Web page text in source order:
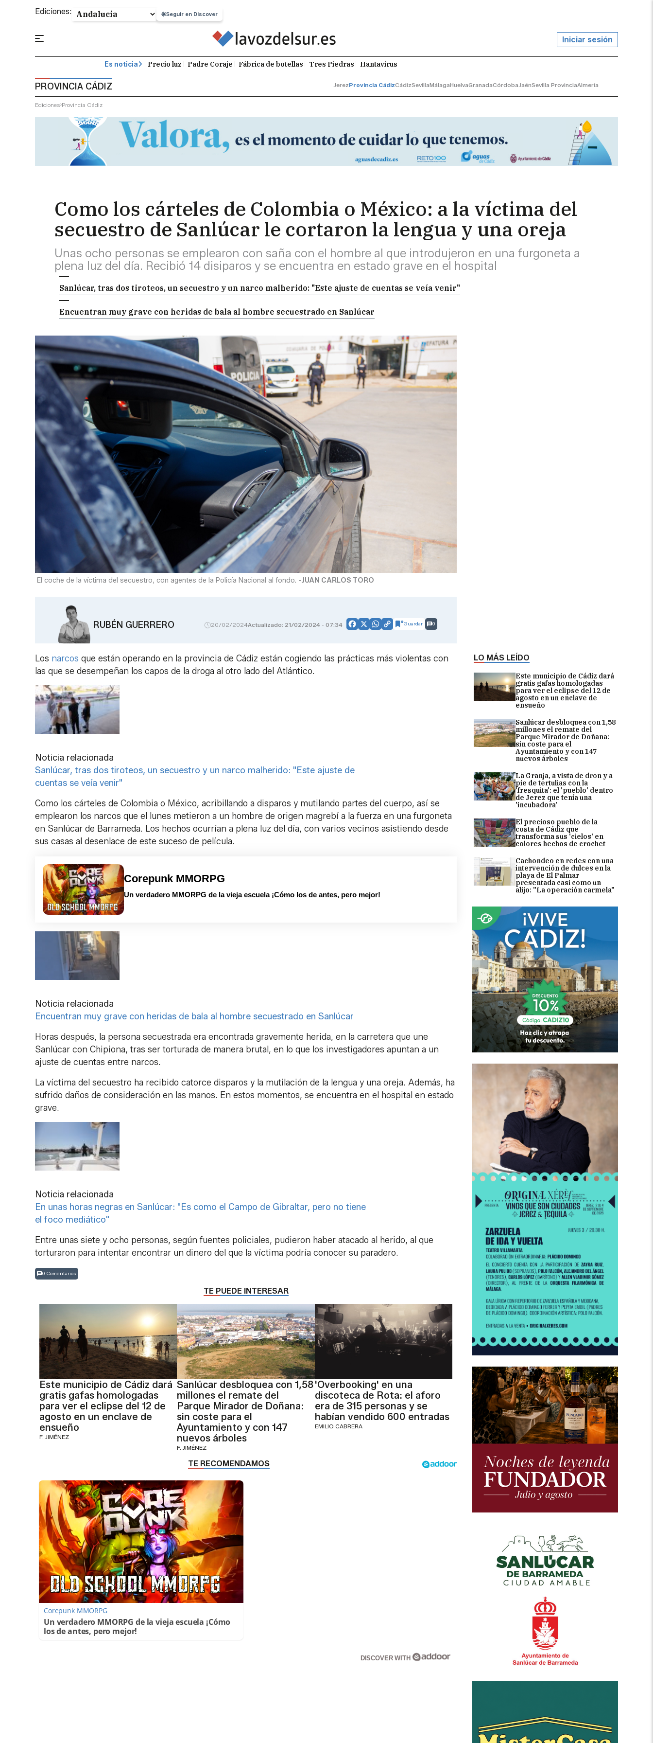
Ediciones: Seguir en Discover
Iniciar sesión
Es noticia Precio luz Padre Coraje Fábrica de botellas Tres Piedras Hantavirus
PROVINCIA CÁDIZ JerezProvincia CádizCádizSevillaMálagaHuelvaGranadaCórdobaJaénSevilla ProvinciaAlmería
Ediciones Provincia Cádiz
Como los cárteles de Colombia o México: a la víctima del
secuestro de Sanlúcar le cortaron la lengua y una oreja
Unas ocho personas se emplearon con saña con el hombre al que introdujeron en una furgoneta a
plena luz del día. Recibió 14 disiparos y se encuentra en estado grave en el hospital
Sanlúcar, tras dos tiroteos, un secuestro y un narco malherido: "Este ajuste de cuentas se veía venir"
Encuentran muy grave con heridas de bala al hombre secuestrado en Sanlúcar
LO MÁS LEÍDO
Este municipio de Cádiz dará
gratis gafas homologadas
para ver el eclipse del 12 de
agosto en un enclave de
ensueño
Sanlúcar desbloquea con 1,58
millones el remate del
Parque Mirador de Doñana:
sin coste para el
Ayuntamiento y con 147
nuevos árboles
La Granja, a vista de dron y a
pie de tertulias con la
'fresquita': el 'pueblo' dentro
de Jerez que tenía una
'incubadora'
El precioso pueblo de la
costa de Cádiz que
transforma sus 'cielos' en
colores hechos de crochet
Cachondeo en redes con una
intervención de dulces en la
playa de El Palmar
presentada casi como un
alijo: "La operación carmela"
El coche de la víctima del secuestro, con agentes de la Policía Nacional al fondo. -JUAN CARLOS TORO
RUBÉN GUERRERO 20/02/2024Actualizado: 21/02/2024 - 07:34 Facebook
X WhatsApp
CopyGuardar 0
Los narcos que están operando en la provincia de Cádiz están cogiendo las prácticas más violentas con
las que se desempeñan los capos de la droga al otro lado del Atlántico.
Noticia relacionada
Sanlúcar, tras dos tiroteos, un secuestro y un narco malherido: "Este ajuste de
cuentas se veía venir"
Como los cárteles de Colombia o México, acribillando a disparos y mutilando partes del cuerpo, así se
emplearon los narcos que el lunes metieron a un hombre de origen magrebí a la fuerza en una furgoneta
en Sanlúcar de Barrameda. Los hechos ocurrían a plena luz del día, con varios vecinos asistiendo desde
sus casas al desenlace de este suceso de película.
Corepunk MMORPG
Un verdadero MMORPG de la vieja escuela ¡Cómo los de antes, pero mejor!
Noticia relacionada
Encuentran muy grave con heridas de bala al hombre secuestrado en Sanlúcar
Horas después, la persona secuestrada era encontrada gravemente herida, en la carretera que une
Sanlúcar con Chipiona, tras ser torturada de manera brutal, en lo que los investigadores apuntan a un
ajuste de cuentas entre narcos.
La víctima del secuestro ha recibido catorce disparos y la mutilación de la lengua y una oreja. Además, ha
sufrido daños de consideración en las manos. En estos momentos, se encuentra en el hospital en estado
grave.
Noticia relacionada
En unas horas negras en Sanlúcar: "Es como el Campo de Gibraltar, pero no tiene
el foco mediático"
Entre unas siete y ocho personas, según fuentes policiales, pudieron haber atacado al herido, al que
torturaron para intentar encontrar un dinero del que la víctima podría conocer su paradero.
0 Comentarios
TE PUEDE INTERESAR
Este municipio de Cádiz dará
gratis gafas homologadas
para ver el eclipse del 12 de
agosto en un enclave de
ensueño
F. JIMÉNEZ
Sanlúcar desbloquea con 1,58
millones el remate del
Parque Mirador de Doñana:
sin coste para el
Ayuntamiento y con 147
nuevos árboles
F. JIMÉNEZ
'Overbooking' en una
discoteca de Rota: el aforo
era de 315 personas y se
habían vendido 600 entradas
EMILIO CABRERA
Corepunk MMORPG
Un verdadero MMORPG de la vieja escuela ¡Cómo
los de antes, pero mejor!
DISCOVER WITH